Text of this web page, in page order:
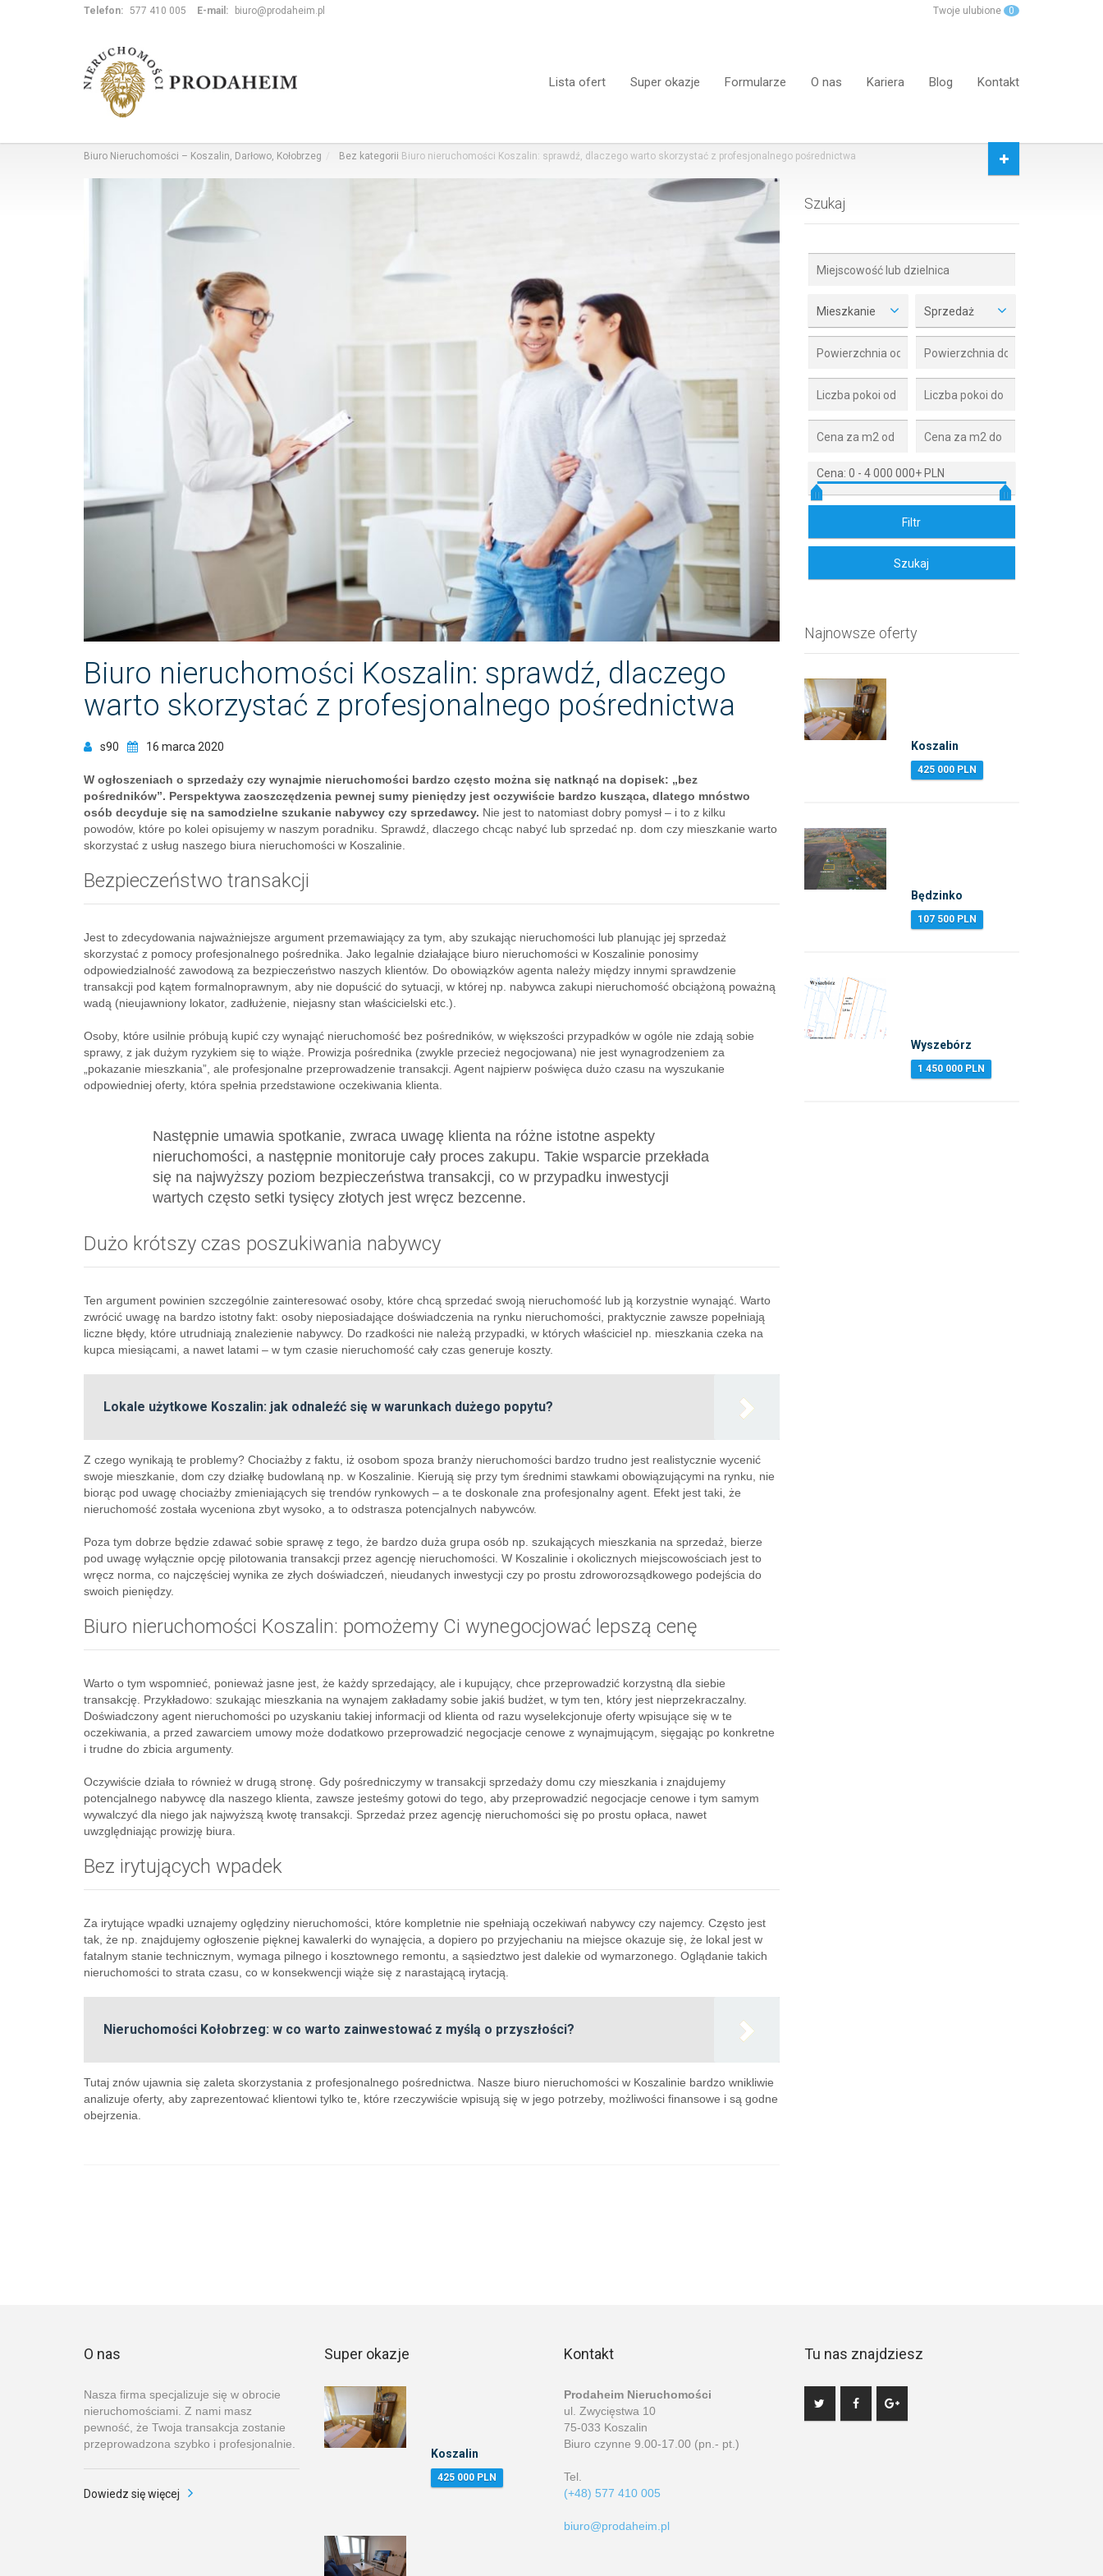
Telefon: 577 410 005 E-mail: biuro@prodaheim.pl Twoje ulubione 0
Lista ofert Super okazje Formularze O nas Kariera Blog Kontakt
Biuro Nieruchomości – Koszalin, Darłowo, Kołobrzeg Bez kategorii Biuro nieruchomości Koszalin: sprawdź, dlaczego warto skorzystać z profesjonalnego pośrednictwa
Biuro nieruchomości Koszalin: sprawdź, dlaczego
warto skorzystać z profesjonalnego pośrednictwa
s90 16 marca 2020
W ogłoszeniach o sprzedaży czy wynajmie nieruchomości bardzo często można się natknąć na dopisek: „bez
pośredników”. Perspektywa zaoszczędzenia pewnej sumy pieniędzy jest oczywiście bardzo kusząca, dlatego mnóstwo
osób decyduje się na samodzielne szukanie nabywcy czy sprzedawcy. Nie jest to natomiast dobry pomysł – i to z kilku
powodów, które po kolei opisujemy w naszym poradniku. Sprawdź, dlaczego chcąc nabyć lub sprzedać np. dom czy mieszkanie warto
skorzystać z usług naszego biura nieruchomości w Koszalinie.
Bezpieczeństwo transakcji
Jest to zdecydowania najważniejsze argument przemawiający za tym, aby szukając nieruchomości lub planując jej sprzedaż
skorzystać z pomocy profesjonalnego pośrednika. Jako legalnie działające biuro nieruchomości w Koszalinie ponosimy
odpowiedzialność zawodową za bezpieczeństwo naszych klientów. Do obowiązków agenta należy między innymi sprawdzenie
transakcji pod kątem formalnoprawnym, aby nie dopuścić do sytuacji, w której np. nabywca zakupi nieruchomość obciążoną poważną
wadą (nieujawniony lokator, zadłużenie, niejasny stan właścicielski etc.).
Osoby, które usilnie próbują kupić czy wynająć nieruchomość bez pośredników, w większości przypadków w ogóle nie zdają sobie
sprawy, z jak dużym ryzykiem się to wiąże. Prowizja pośrednika (zwykle przecież negocjowana) nie jest wynagrodzeniem za
„pokazanie mieszkania”, ale profesjonalne przeprowadzenie transakcji. Agent najpierw poświęca dużo czasu na wyszukanie
odpowiedniej oferty, która spełnia przedstawione oczekiwania klienta.
Następnie umawia spotkanie, zwraca uwagę klienta na różne istotne aspekty
nieruchomości, a następnie monitoruje cały proces zakupu. Takie wsparcie przekłada
się na najwyższy poziom bezpieczeństwa transakcji, co w przypadku inwestycji
wartych często setki tysięcy złotych jest wręcz bezcenne.
Dużo krótszy czas poszukiwania nabywcy
Ten argument powinien szczególnie zainteresować osoby, które chcą sprzedać swoją nieruchomość lub ją korzystnie wynająć. Warto
zwrócić uwagę na bardzo istotny fakt: osoby nieposiadające doświadczenia na rynku nieruchomości, praktycznie zawsze popełniają
liczne błędy, które utrudniają znalezienie nabywcy. Do rzadkości nie należą przypadki, w których właściciel np. mieszkania czeka na
kupca miesiącami, a nawet latami – w tym czasie nieruchomość cały czas generuje koszty.
Lokale użytkowe Koszalin: jak odnaleźć się w warunkach dużego popytu?
Z czego wynikają te problemy? Chociażby z faktu, iż osobom spoza branży nieruchomości bardzo trudno jest realistycznie wycenić
swoje mieszkanie, dom czy działkę budowlaną np. w Koszalinie. Kierują się przy tym średnimi stawkami obowiązującymi na rynku, nie
biorąc pod uwagę chociażby zmieniających się trendów rynkowych – a te doskonale zna profesjonalny agent. Efekt jest taki, że
nieruchomość została wyceniona zbyt wysoko, a to odstrasza potencjalnych nabywców.
Poza tym dobrze będzie zdawać sobie sprawę z tego, że bardzo duża grupa osób np. szukających mieszkania na sprzedaż, bierze
pod uwagę wyłącznie opcję pilotowania transakcji przez agencję nieruchomości. W Koszalinie i okolicznych miejscowościach jest to
wręcz norma, co najczęściej wynika ze złych doświadczeń, nieudanych inwestycji czy po prostu zdroworozsądkowego podejścia do
swoich pieniędzy.
Biuro nieruchomości Koszalin: pomożemy Ci wynegocjować lepszą cenę
Warto o tym wspomnieć, ponieważ jasne jest, że każdy sprzedający, ale i kupujący, chce przeprowadzić korzystną dla siebie
transakcję. Przykładowo: szukając mieszkania na wynajem zakładamy sobie jakiś budżet, w tym ten, który jest nieprzekraczalny.
Doświadczony agent nieruchomości po uzyskaniu takiej informacji od klienta od razu wyselekcjonuje oferty wpisujące się w te
oczekiwania, a przed zawarciem umowy może dodatkowo przeprowadzić negocjacje cenowe z wynajmującym, sięgając po konkretne
i trudne do zbicia argumenty.
Oczywiście działa to również w drugą stronę. Gdy pośredniczymy w transakcji sprzedaży domu czy mieszkania i znajdujemy
potencjalnego nabywcę dla naszego klienta, zawsze jesteśmy gotowi do tego, aby przeprowadzić negocjacje cenowe i tym samym
wywalczyć dla niego jak najwyższą kwotę transakcji. Sprzedaż przez agencję nieruchomości się po prostu opłaca, nawet
uwzględniając prowizję biura.
Bez irytujących wpadek
Za irytujące wpadki uznajemy oględziny nieruchomości, które kompletnie nie spełniają oczekiwań nabywcy czy najemcy. Często jest
tak, że np. znajdujemy ogłoszenie pięknej kawalerki do wynajęcia, a dopiero po przyjechaniu na miejsce okazuje się, że lokal jest w
fatalnym stanie technicznym, wymaga pilnego i kosztownego remontu, a sąsiedztwo jest dalekie od wymarzonego. Oglądanie takich
nieruchomości to strata czasu, co w konsekwencji wiąże się z narastającą irytacją.
Nieruchomości Kołobrzeg: w co warto zainwestować z myślą o przyszłości?
Tutaj znów ujawnia się zaleta skorzystania z profesjonalnego pośrednictwa. Nasze biuro nieruchomości w Koszalinie bardzo wnikliwie
analizuje oferty, aby zaprezentować klientowi tylko te, które rzeczywiście wpisują się w jego potrzeby, możliwości finansowe i są godne
obejrzenia.
Szukaj
Mieszkanie Sprzedaż
Cena: 0 - 4 000 000+ PLN
Najnowsze oferty
Koszalin
425 000 PLN
Będzinko
107 500 PLN
Wyszebórz
1 450 000 PLN
O nas
Nasza firma specjalizuje się w obrocie
nieruchomościami. Z nami masz
pewność, że Twoja transakcja zostanie
przeprowadzona szybko i profesjonalnie.
Dowiedz się więcej
Super okazje
Koszalin
425 000 PLN
Kontakt
Prodaheim Nieruchomości
ul. Zwycięstwa 10
75-033 Koszalin
Biuro czynne 9.00-17.00 (pn.- pt.)
Tel.
(+48) 577 410 005
biuro@prodaheim.pl
Tu nas znajdziesz